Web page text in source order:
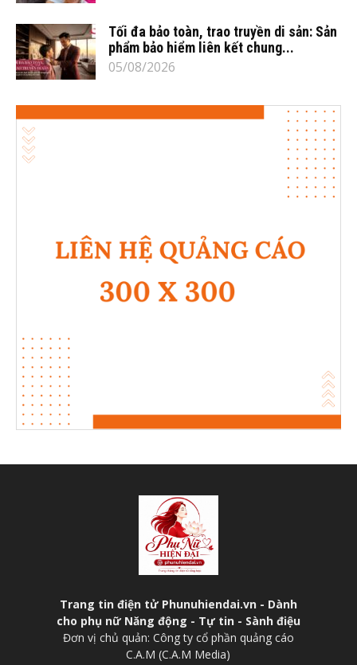
Tối đa bảo toàn, trao truyền di sản: Sản
phẩm bảo hiểm liên kết chung...
05/08/2026
Trang tin điện tử Phunuhiendai.vn - Dành
cho phụ nữ Năng động - Tự tin - Sành điệu
Đơn vị chủ quản: Công ty cổ phần quảng cáo
C.A.M (C.A.M Media)